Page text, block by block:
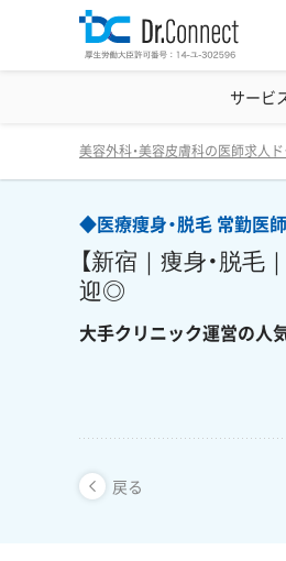
サービ
美容クリニック見学
美容外科・美容皮膚科の医師求人
◆医療痩身・脱毛 常勤医
【新宿｜痩身・脱
迎◎
大手クリニック運営の人
戻る
戻る ◆医療痩身